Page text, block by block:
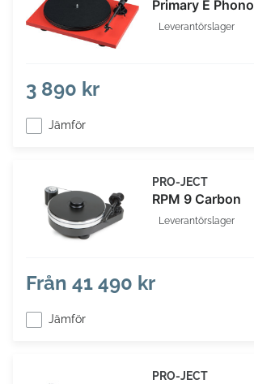
Primary E Phono
Leverantörslager
3 890 kr
Jämför
PRO-JECT
RPM 9 Carbon
Leverantörslager
Från 41 490 kr
Jämför
PRO-JECT